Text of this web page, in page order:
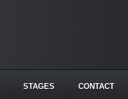
STAGES CONTACT